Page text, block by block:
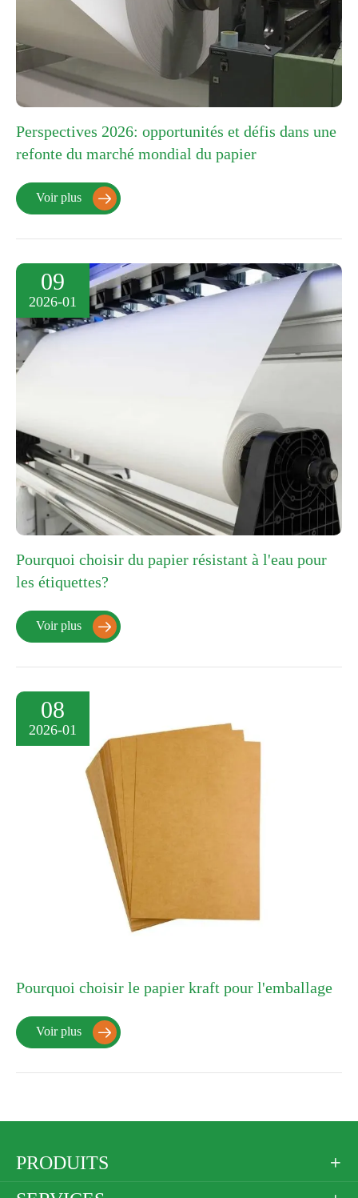
Perspectives 2026: opportunités et défis dans une
refonte du marché mondial du papier
Voir plus 
09
2026-01
Pourquoi choisir du papier résistant à l'eau pour
les étiquettes?
Voir plus 
08
2026-01
Pourquoi choisir le papier kraft pour l'emballage
Voir plus 
PRODUITS 